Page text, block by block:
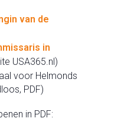
van de
in
USA365.nl)
voor Helmonds
PDF)
in PDF: